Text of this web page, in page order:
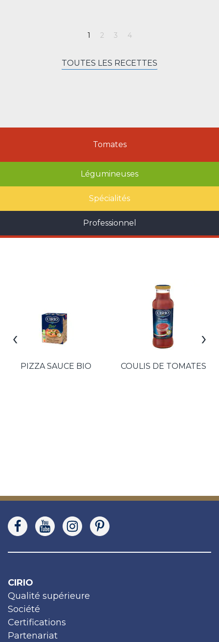
TOUTES LES RECETTES
Tomates
Légumineuses
Spécialités
Professionnel
PIZZA SAUCE BIO COULIS DE TOMATES
‹ ›
CIRIO
Qualité supérieure
Société
Certifications
Partenariat